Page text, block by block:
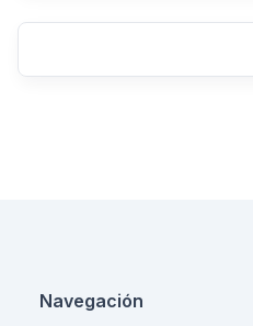
Navegación